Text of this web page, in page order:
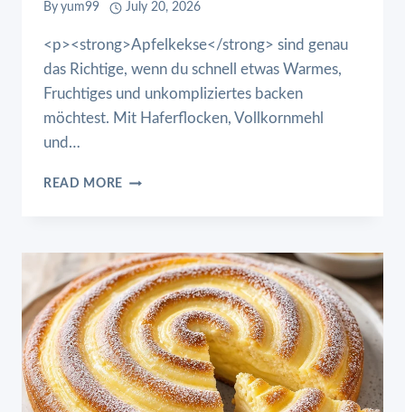
By yum99 July 20, 2026
<p><strong>Apfelkekse</strong> sind genau
das Richtige, wenn du schnell etwas Warmes,
Fruchtiges und unkompliziertes backen
möchtest. Mit Haferflocken, Vollkornmehl
und…
READ MORE APFELKEKSE